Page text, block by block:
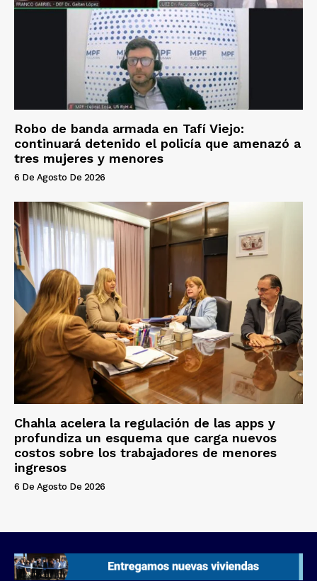
Robo de banda armada en Tafí Viejo:
continuará detenido el policía que amenazó a
tres mujeres y menores
6 De Agosto De 2026
Chahla acelera la regulación de las apps y
profundiza un esquema que carga nuevos
costos sobre los trabajadores de menores
ingresos
6 De Agosto De 2026